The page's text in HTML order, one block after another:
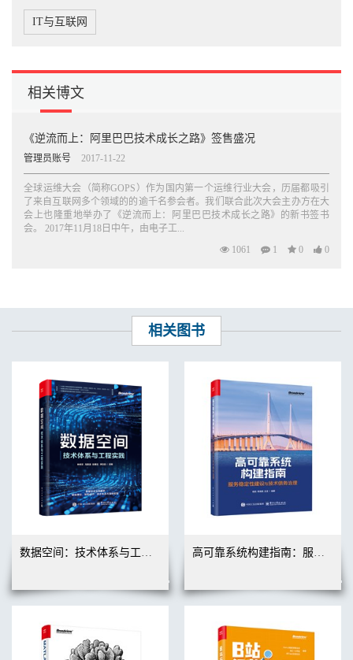
IT与互联网
相关博文
《逆流而上：阿里巴巴技术成长之路》签售盛况
管理员账号 2017-11-22
全球运维大会（简称GOPS）作为国内第一个运维行业大会，历届都吸引
了来自互联网多个领域的的逾千名参会者。我们联合此次大会主办方在大
会上也隆重地举办了《逆流而上：阿里巴巴技术成长之路》的新书签书
会。 2017年11月18日中午，由电子工...
1061
1 0 0
相关图书